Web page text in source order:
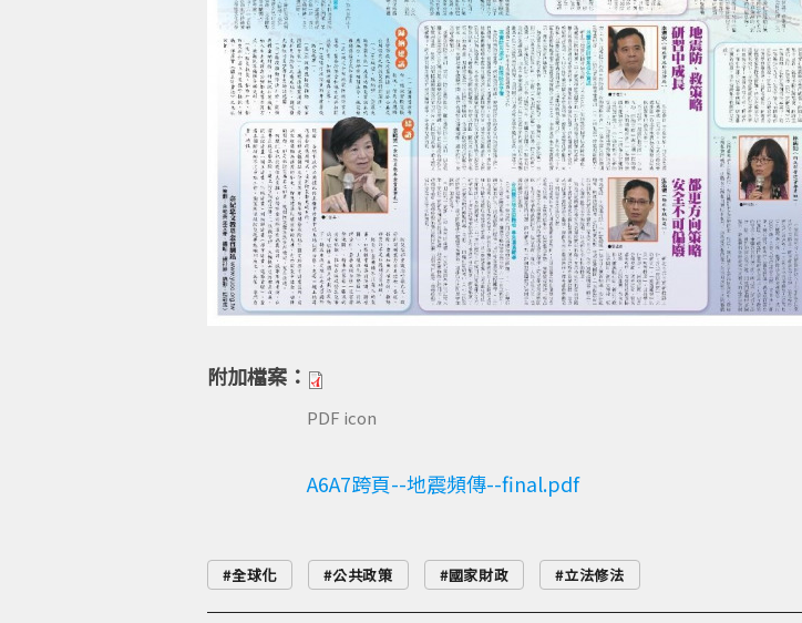
附加檔案：
PDF icon
A6A7跨頁--地震頻傳--final.pdf
全球化 公共政策 國家財政 立法修法